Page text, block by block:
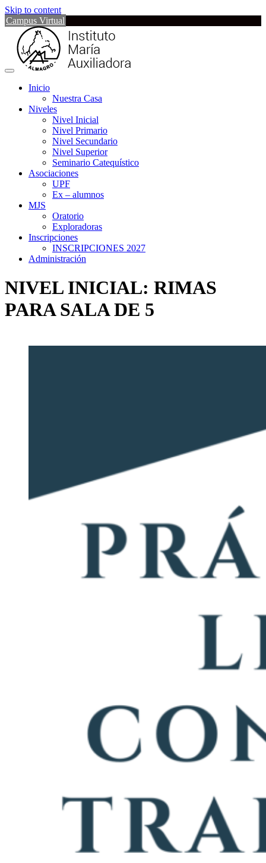
Skip to content
Campus Virtual
Inicio
Nuestra Casa
Niveles
Nivel Inicial
Nivel Primario
Nivel Secundario
Nivel Superior
Seminario Catequístico
Asociaciones
UPF
Ex – alumnos
MJS
Oratorio
Exploradoras
Inscripciones
INSCRIPCIONES 2027
Administración
NIVEL INICIAL: RIMAS
PARA SALA DE 5